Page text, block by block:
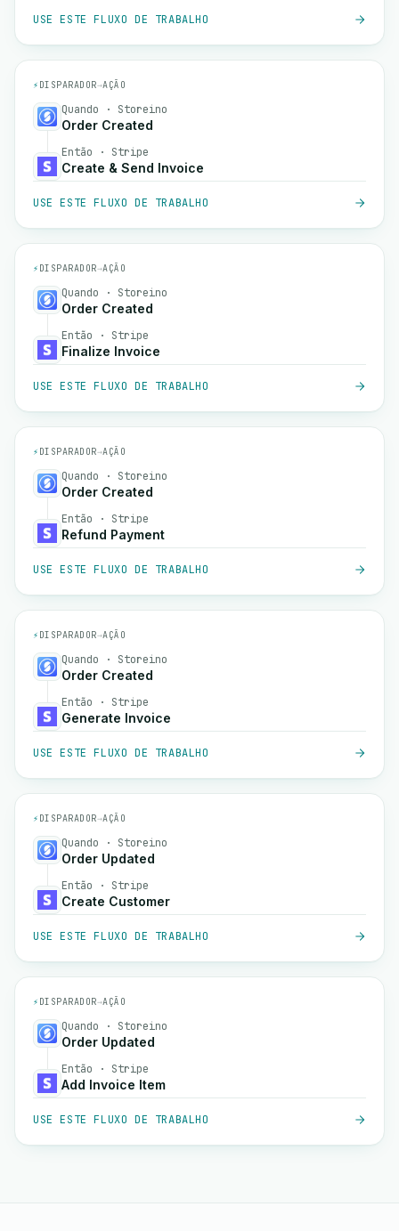
USE ESTE FLUXO DE TRABALHO
⚡ DISPARADOR→AÇÃO
Quando · Storeino
Order Created
Então · Stripe
Create & Send Invoice
USE ESTE FLUXO DE TRABALHO
⚡ DISPARADOR→AÇÃO
Quando · Storeino
Order Created
Então · Stripe
Finalize Invoice
USE ESTE FLUXO DE TRABALHO
⚡ DISPARADOR→AÇÃO
Quando · Storeino
Order Created
Então · Stripe
Refund Payment
USE ESTE FLUXO DE TRABALHO
⚡ DISPARADOR→AÇÃO
Quando · Storeino
Order Created
Então · Stripe
Generate Invoice
USE ESTE FLUXO DE TRABALHO
⚡ DISPARADOR→AÇÃO
Quando · Storeino
Order Updated
Então · Stripe
Create Customer
USE ESTE FLUXO DE TRABALHO
⚡ DISPARADOR→AÇÃO
Quando · Storeino
Order Updated
Então · Stripe
Add Invoice Item
USE ESTE FLUXO DE TRABALHO